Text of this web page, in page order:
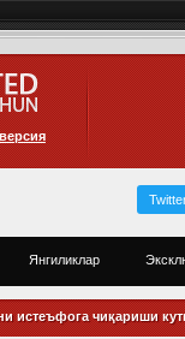
Янгиликлар
истеъфога чиқариши